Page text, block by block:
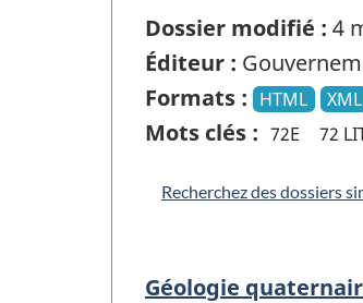
Dossier modifié : 4
Éditeur :
Formats : HTML XML
Mots clés : 72E 72
Recherchez des dossiers
Géologie